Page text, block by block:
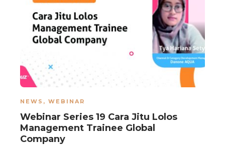
NEWS , WEBINAR
Webinar Series 19 Cara Jitu Lolos
Management Trainee Global
Company